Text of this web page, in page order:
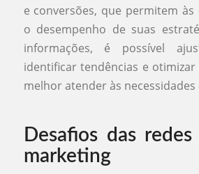
e conversões, que permitem às
o desempenho de suas
informações, é possível
identificar tendências e
melhor atender às
Desafios das
marketing